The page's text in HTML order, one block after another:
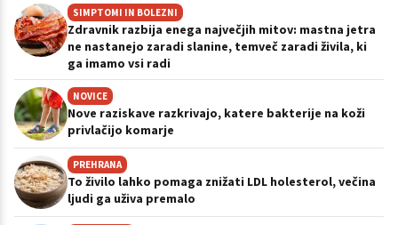
SIMPTOMI IN BOLEZNI
Zdravnik razbija enega največjih mitov: mastna jetra
ne nastanejo zaradi slanine, temveč zaradi živila, ki
ga imamo vsi radi
NOVICE
Nove raziskave razkrivajo, katere bakterije na koži
privlačijo komarje
PREHRANA
To živilo lahko pomaga znižati LDL holesterol, večina
ljudi ga uživa premalo